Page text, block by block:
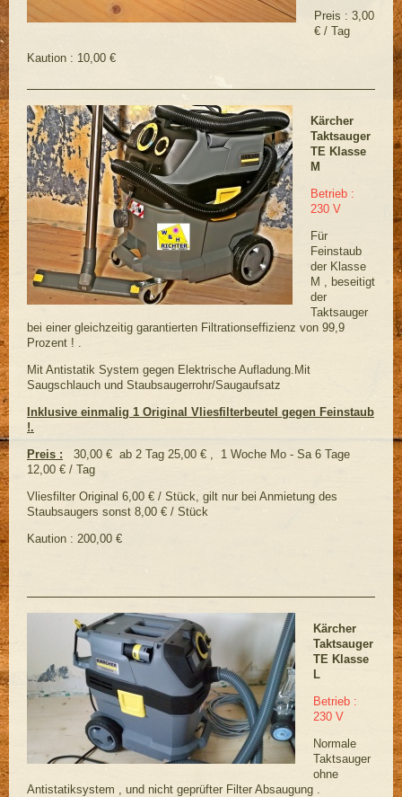
Preis : 3,00
€ / Tag
Kaution : 10,00 €
Kärcher
Taktsauger
TE Klasse
M
Betrieb :
230 V
Für
Feinstaub
der Klasse
M , beseitigt
der
Taktsauger
bei einer gleichzeitig garantierten Filtrationseffizienz von 99,9
Prozent ! .
Mit Antistatik System gegen Elektrische Aufladung.Mit
Saugschlauch und Staubsaugerrohr/Saugaufsatz
Inklusive einmalig 1 Original Vliesfilterbeutel gegen Feinstaub
!.
Preis : 30,00 € ab 2 Tag 25,00 € , 1 Woche Mo - Sa 6 Tage
12,00 € / Tag
Vliesfilter Original 6,00 € / Stück, gilt nur bei Anmietung des
Staubsaugers sonst 8,00 € / Stück
Kaution : 200,00 €
Kärcher
Taktsauger
TE Klasse
L
Betrieb :
230 V
Normale
Taktsauger
ohne
Antistatiksystem , und nicht geprüfter Filter Absaugung .